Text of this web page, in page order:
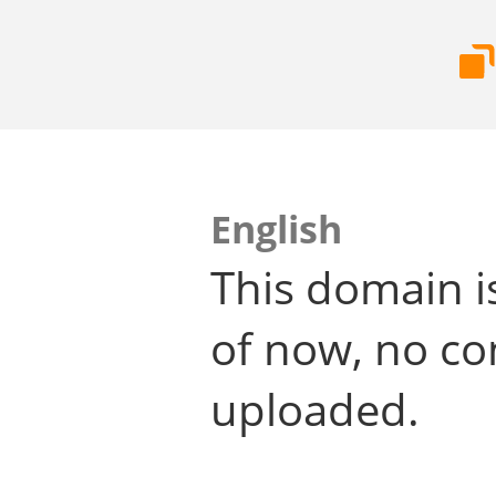
English
This domain
of now, no
uploaded.